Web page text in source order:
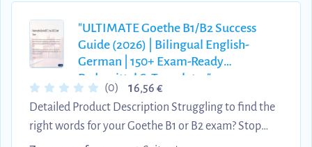
"ULTIMATE Goethe B1/B2 Success
Guide (2026) | Bilingual English-
German | 150+ Exam-Ready
Redemittel & Templates"
(0) 16,56 €
Detailed Product Description Struggling to find the
right words for your Goethe B1 or B2 exam? Stop